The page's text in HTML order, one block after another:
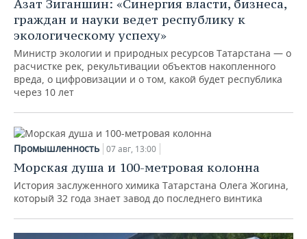
Азат Зиганшин: «Синергия власти, бизнеса,
граждан и науки ведет республику к
экологическому успеху»
Министр экологии и природных ресурсов Татарстана — о
расчистке рек, рекультивации объектов накопленного
вреда, о цифровизации и о том, какой будет республика
через 10 лет
Промышленность 07 авг, 13:00
Морская душа и 100-метровая колонна
История заслуженного химика Татарстана Олега Жогина,
который 32 года знает завод до последнего винтика